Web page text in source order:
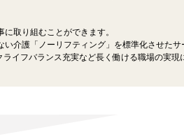
取り組むことができます。
介護「ノーリフティング」を標準化させたサ
イフバランス充実など長く働ける職場の実現